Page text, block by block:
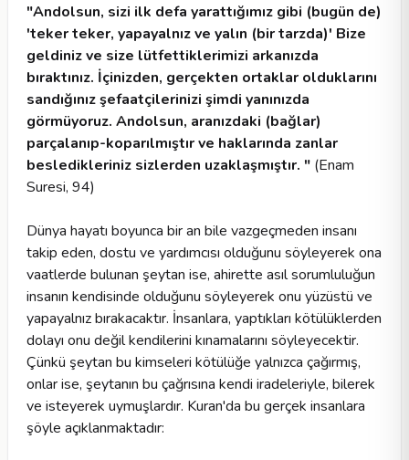
"Andolsun, sizi ilk defa yarattığımız gibi (bugün de)
'teker teker, yapayalnız ve yalın (bir tarzda)' Bize
geldiniz ve size lütfettiklerimizi arkanızda
bıraktınız. İçinizden, gerçekten ortaklar olduklarını
sandığınız şefaatçilerinizi şimdi yanınızda
görmüyoruz. Andolsun, aranızdaki (bağlar)
parçalanıp-koparılmıştır ve haklarında zanlar
besledikleriniz sizlerden uzaklaşmıştır. " (Enam
Suresi, 94)
Dünya hayatı boyunca bir an bile vazgeçmeden insanı
takip eden, dostu ve yardımcısı olduğunu söyleyerek ona
vaatlerde bulunan şeytan ise, ahirette asıl sorumluluğun
insanın kendisinde olduğunu söyleyerek onu yüzüstü ve
yapayalnız bırakacaktır. İnsanlara, yaptıkları kötülüklerden
dolayı onu değil kendilerini kınamalarını söyleyecektir.
Çünkü şeytan bu kimseleri kötülüğe yalnızca çağırmış,
onlar ise, şeytanın bu çağrısına kendi iradeleriyle, bilerek
ve isteyerek uymuşlardır. Kuran'da bu gerçek insanlara
şöyle açıklanmaktadır: